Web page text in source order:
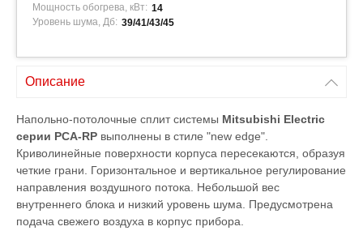
Мощность обогрева, кВт: 14
Уровень шума, Дб: 39/41/43/45
Описание
Напольно-потолочные сплит системы Mitsubishi Electric
серии PCA-RP выполнены в стиле "new edge".
Криволинейные поверхности корпуса пересекаются, образуя
четкие грани. Горизонтальное и вертикальное регулирование
направления воздушного потока. Небольшой вес
внутреннего блока и низкий уровень шума. Предусмотрена
подача свежего воздуха в корпус прибора.